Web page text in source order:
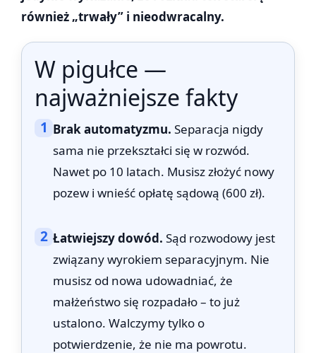
również „trwały” i nieodwracalny.
W pigułce —
najważniejsze fakty
1 Brak automatyzmu. Separacja nigdy
sama nie przekształci się w rozwód.
Nawet po 10 latach. Musisz złożyć nowy
pozew i wnieść opłatę sądową (600 zł).
2 Łatwiejszy dowód. Sąd rozwodowy jest
związany wyrokiem separacyjnym. Nie
musisz od nowa udowadniać, że
małżeństwo się rozpadało – to już
ustalono. Walczymy tylko o
potwierdzenie, że nie ma powrotu.